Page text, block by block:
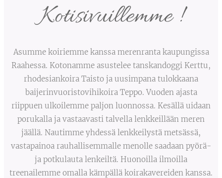
Kotisivuillemme !
Asumme koiriemme kanssa merenranta kaupungissa
Raahessa. Kotonamme asustelee tanskandoggi Kerttu,
rhodesiankoira Taisto ja uusimpana tulokkaana
baijerinvuoristovihikoira Teppo. Vuoden ajasta
riippuen ulkoilemme paljon luonnossa. Kesällä uidaan
porukalla ja vastaavasti talvella lenkkeillään meren
jäällä. Nautimme yhdessä lenkkeilystä metsässä,
vastapainoa rauhallisemmalle menolle saadaan pyörä-
ja potkulauta lenkeiltä. Huonoilla ilmoilla
treenailemme omalla kämpällä koirakavereiden kanssa.